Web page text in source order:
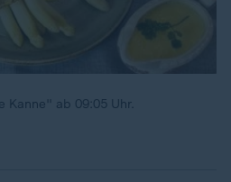
Kanne" ab 09:05 Uhr.